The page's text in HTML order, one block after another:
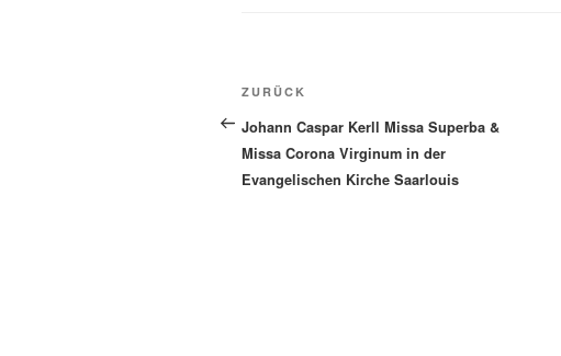
Beitragsnavigation
Vorheriger
Beitrag
ZURÜCK
Johann Caspar Kerll Missa Superba &
Missa Corona Virginum in der
Evangelischen Kirche Saarlouis